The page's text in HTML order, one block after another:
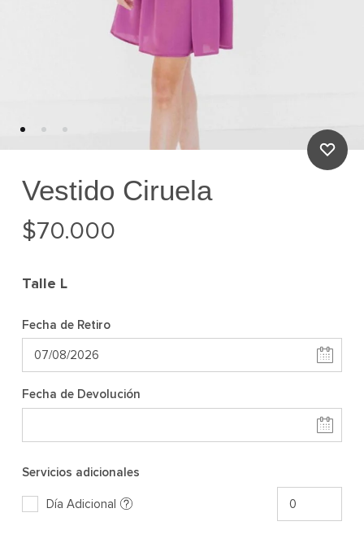
Vestido Ciruela
$70.000
Talle L
Fecha de Retiro
Fecha de Devolución
Servicios adicionales
Día Adicional